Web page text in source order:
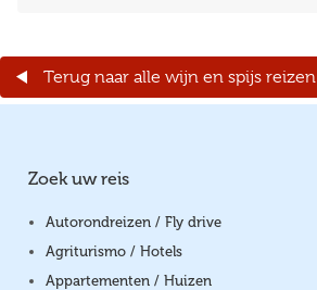
Terug naar alle wijn en spijs reizen
Zoek uw reis
Autorondreizen / Fly drive
Agriturismo / Hotels
Appartementen / Huizen